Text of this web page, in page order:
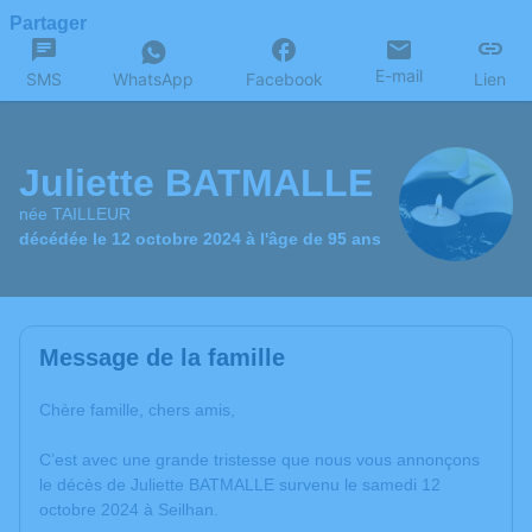
Partager
SMS WhatsApp Facebook E-mail Lien
Juliette BATMALLE
née TAILLEUR
décédée le 12 octobre 2024 à l'âge de 95 ans
Message de la famille
Chère famille, chers amis,
C’est avec une grande tristesse que nous vous annonçons
le décès de Juliette BATMALLE survenu le samedi 12
octobre 2024 à Seilhan.